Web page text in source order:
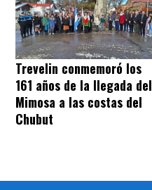
Trevelin conmemoró los
161 años de la llegada del
Mimosa a las costas del
Chubut